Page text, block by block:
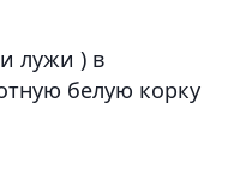
лужи ) в
белую корку